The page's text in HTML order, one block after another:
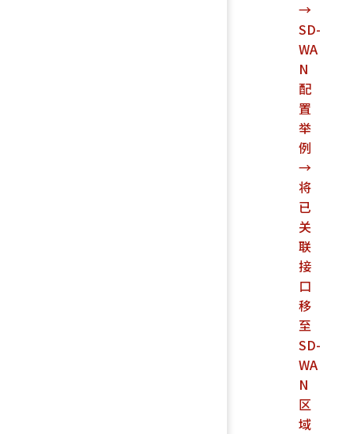
→
SD-
WA
N
配
置
举
例
→
将
已
关
联
接
口
移
至
SD-
WA
N
区
域